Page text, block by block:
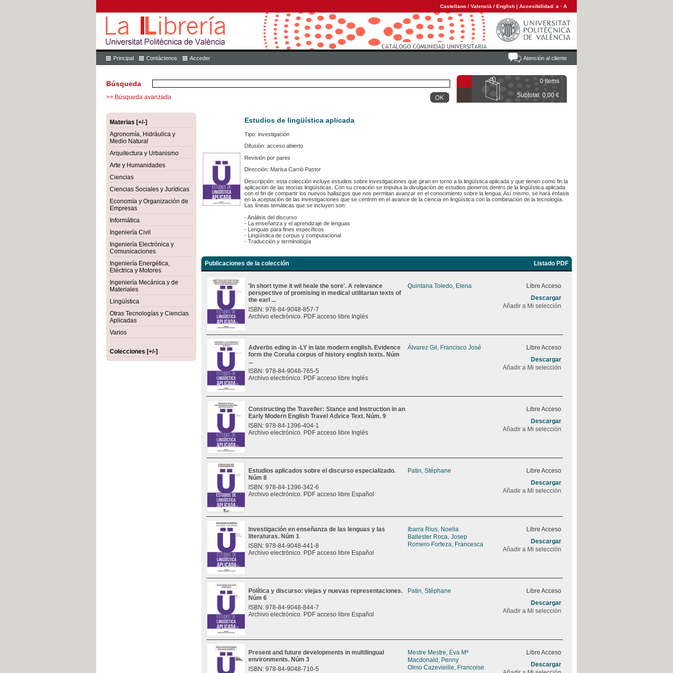
Castellano / Valencià / English | Accesibilidad: a · A
Atención al cliente
Principal Contáctenos Acceder
0 items
Subtotal: 0,00 €
Búsqueda
>> Búsqueda avanzada
Materias [+/-]
Agronomía, Hidráulica y
Medio Natural
Arquitectura y Urbanismo
Arte y Humanidades
Ciencias
Ciencias Sociales y Jurídicas
Economía y Organización de
Empresas
Informática
Ingeniería Civil
Ingeniería Electrónica y
Comunicaciones
Ingeniería Energética,
Eléctrica y Motores
Ingeniería Mecánica y de
Materiales
Lingüística
Otras Tecnologías y Ciencias
Aplicadas
Varios
Colecciones [+/-]
Estudios de lingüística aplicada
Tipo: investigación
Difusión: acceso abierto
Revisión por pares
Dirección: Marisa Carrió Pastor
Descripción: esta colección incluye estudios sobre investigaciones que giran en torno a la lingüística aplicada y que tienen como fin la
aplicación de las teorías lingüísticas. Con su creación se impulsa la divulgación de estudios pioneros dentro de la lingüística aplicada
con el fin de compartir los nuevos hallazgos que nos permitan avanzar en el conocimiento sobre la lengua. Así mismo, se hará énfasis
en la aceptación de las investigaciones que se centren en el avance de la ciencia en lingüística con la combinación de la tecnología.
Las líneas temáticas que se incluyen son:
- Análisis del discurso
- La enseñanza y el aprendizaje de lenguas
- Lenguas para fines específicos
- Lingüística de corpus y computacional
- Traducción y terminología
Publicaciones de la colección Listado PDF
'In short tyme it wil heale the sore'. A relevance
perspective of promising in medical utilitarian texts of
the earl ...
ISBN: 978-84-9048-857-7
Archivo electrónico. PDF acceso libre Inglés
Quintana Toledo, Elena
Libre Acceso
Descargar
Añadir a Mi selección
Adverbs eding in -LY in late modern english. Evidence
form the Coruña corpus of history english texts. Núm
...
ISBN: 978-84-9048-765-5
Archivo electrónico. PDF acceso libre Inglés
Álvarez Gil, Francisco José
Libre Acceso
Descargar
Añadir a Mi selección
Constructing the Traveller: Stance and Instruction in an
Early Modern English Travel Advice Text. Núm. 9
ISBN: 978-84-1396-404-1
Archivo electrónico. PDF acceso libre Inglés
Libre Acceso
Descargar
Añadir a Mi selección
Estudios aplicados sobre el discurso especializado.
Núm 8
ISBN: 978-84-1396-342-6
Archivo electrónico. PDF acceso libre Español
Patin, Stéphane
Libre Acceso
Descargar
Añadir a Mi selección
Investigación en enseñanza de las lenguas y las
literaturas. Núm 1
ISBN: 978-84-9048-441-8
Archivo electrónico. PDF acceso libre Español
Ibarra Rius, Noelia
Ballester Roca, Josep
Romero Forteza, Francesca
Libre Acceso
Descargar
Añadir a Mi selección
Política y discurso: viejas y nuevas representaciones.
Núm 6
ISBN: 978-84-9048-844-7
Archivo electrónico. PDF acceso libre Español
Patin, Stéphane
Libre Acceso
Descargar
Añadir a Mi selección
Present and future developments in multilingual
environments. Núm 3
ISBN: 978-84-9048-710-5
Mestre Mestre, Eva Mª
Macdonald, Penny
Olmo Cazevieille, Francoise
Libre Acceso
Descargar